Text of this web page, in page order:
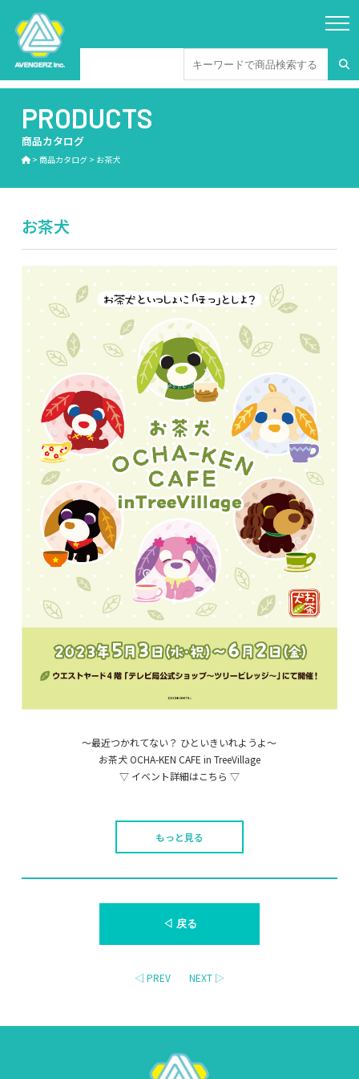
PRODUCTS
商品カタログ
> 商品カタログ> お茶犬
お茶犬
〜最近つかれてない？ ひといきいれようよ〜
お茶犬 OCHA-KEN CAFE in TreeVillage
▽ イベント詳細はこちら ▽
もっと見る
◁ 戻る
◁ PREV NEXT ▷